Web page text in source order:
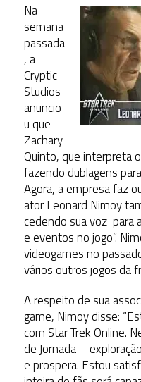
Na
semana
passada
, a
Cryptic
Studios
anuncio
u que
Zachary
Quinto, que interpreta
fazendo dublagens
Agora, a empresa faz
ator Leonard Nimoy
cedendo sua voz para
e eventos no jogo”.
videogames no
vários outros jogos da
A respeito de sua
game, Nimoy disse:
com Star Trek Online.
de Jornada –
e prospera. Estou